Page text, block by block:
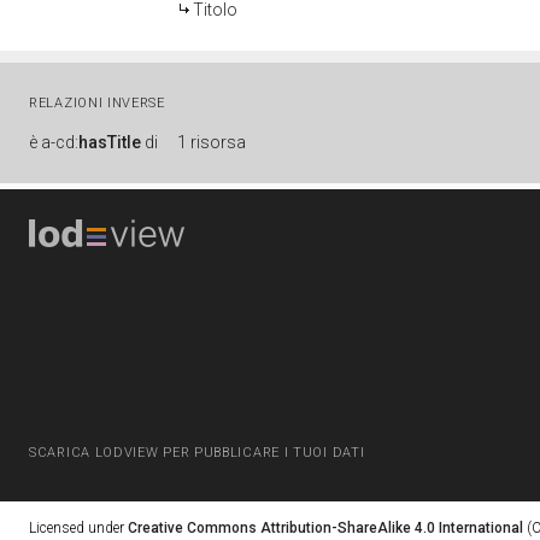
Titolo
RELAZIONI INVERSE
è a-cd:hasTitle di 1 risorsa
SCARICA LODVIEW PER PUBBLICARE I TUOI DATI
Licensed under Creative Commons Attribution-ShareAlike 4.0 International